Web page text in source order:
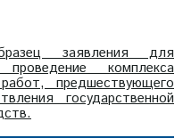
заявления для
комплекса
предшествующего
государственной